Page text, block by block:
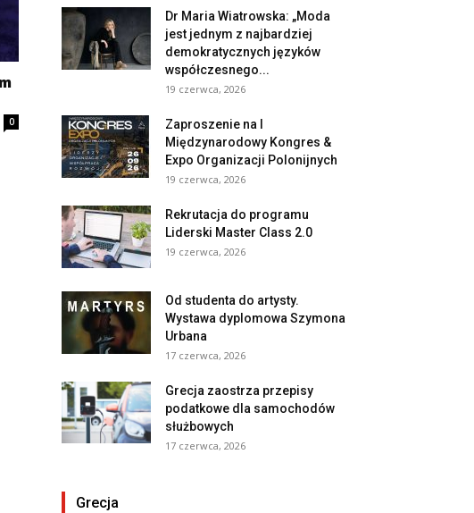
0
Dr Maria Wiatrowska: „Moda
jest jednym z najbardziej
demokratycznych języków
współczesnego...
19 czerwca, 2026
Zaproszenie na I
Międzynarodowy Kongres &
Expo Organizacji Polonijnych
19 czerwca, 2026
Rekrutacja do programu
Liderski Master Class 2.0
19 czerwca, 2026
Od studenta do artysty.
Wystawa dyplomowa Szymona
Urbana
17 czerwca, 2026
Grecja zaostrza przepisy
podatkowe dla samochodów
służbowych
17 czerwca, 2026
Grecja